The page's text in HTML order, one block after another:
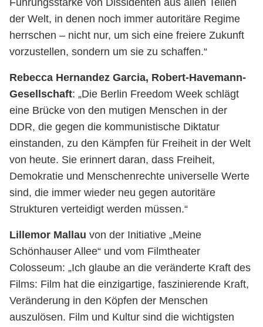
Führungsstärke von Dissidenten aus allen Teilen
der Welt, in denen noch immer autoritäre Regime
herrschen – nicht nur, um sich eine freiere Zukunft
vorzustellen, sondern um sie zu schaffen.“
Rebecca Hernandez Garcia, Robert-Havemann-
Gesellschaft: „Die Berlin Freedom Week schlägt
eine Brücke von den mutigen Menschen in der
DDR, die gegen die kommunistische Diktatur
einstanden, zu den Kämpfen für Freiheit in der Welt
von heute. Sie erinnert daran, dass Freiheit,
Demokratie und Menschenrechte universelle Werte
sind, die immer wieder neu gegen autoritäre
Strukturen verteidigt werden müssen.“
Lillemor Mallau von der Initiative „Meine
Schönhauser Allee“ und vom Filmtheater
Colosseum: „Ich glaube an die veränderte Kraft des
Films: Film hat die einzigartige, faszinierende Kraft,
Veränderung in den Köpfen der Menschen
auszulösen. Film und Kultur sind die wichtigsten